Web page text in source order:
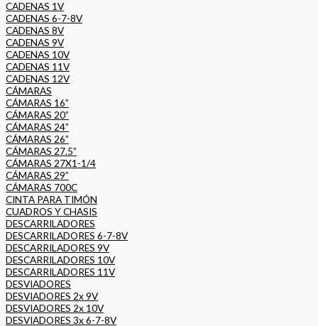
CADENAS 1V
CADENAS 6-7-8V
CADENAS 8V
CADENAS 9V
CADENAS 10V
CADENAS 11V
CADENAS 12V
CÁMARAS
CÁMARAS 16”
CÁMARAS 20”
CÁMARAS 24”
CÁMARAS 26”
CÁMARAS 27.5”
CÁMARAS 27X1-1/4
CÁMARAS 29”
CÁMARAS 700C
CINTA PARA TIMÓN
CUADROS Y CHASIS
DESCARRILADORES
DESCARRILADORES 6-7-8V
DESCARRILADORES 9V
DESCARRILADORES 10V
DESCARRILADORES 11V
DESVIADORES
DESVIADORES 2x 9V
DESVIADORES 2x 10V
DESVIADORES 3x 6-7-8V